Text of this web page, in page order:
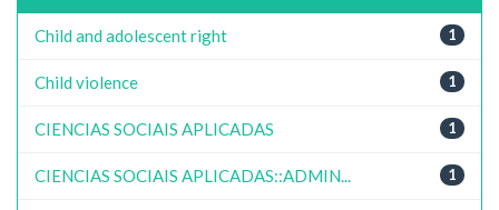
1
Child and adolescent right
1
Child violence
1
CIENCIAS SOCIAIS APLICADAS
1
CIENCIAS SOCIAIS APLICADAS::ADMIN...